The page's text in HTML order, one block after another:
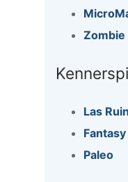
Zombie
Las
Paleo